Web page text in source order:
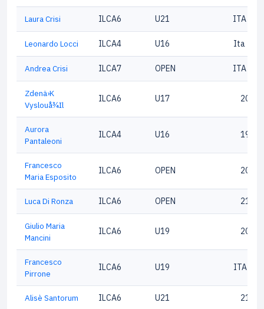
Laura Crisi ILCA6 U21 ITA
Leonardo Locci ILCA4 U16 Ita
Andrea Crisi ILCA7 OPEN ITA
Zdenä›K
Vyslouå¾Il
ILCA6 U17
Aurora
Pantaleoni
ILCA4 U16
Francesco
Maria Esposito
ILCA6 OPEN
Luca Di Ronza ILCA6 OPEN
Giulio Maria
Mancini
ILCA6 U19
Francesco
Pirrone
ILCA6 U19
Alisè Santorum ILCA6 U21